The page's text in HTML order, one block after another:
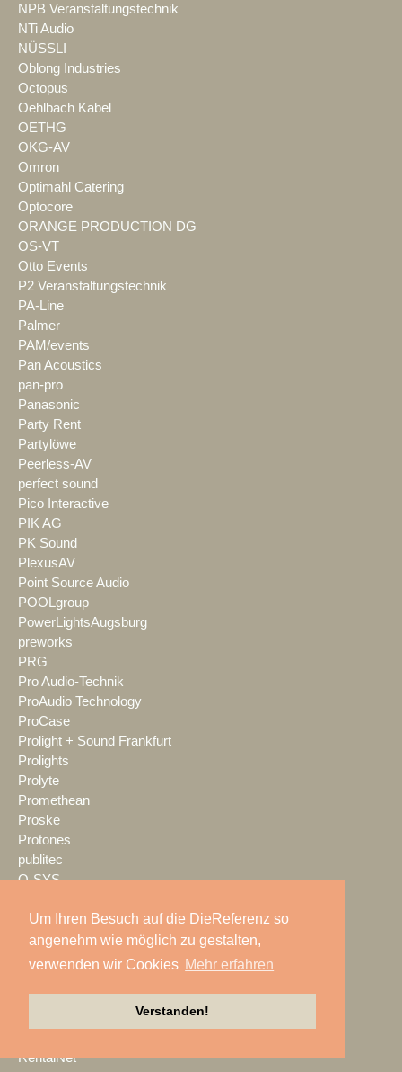
Um Ihren Besuch auf die DieReferenz so
angenehm wie möglich zu gestalten,
verwenden wir Cookies Mehr erfahren
Verstanden!
NPB Veranstaltungstechnik
NTi Audio
NÜSSLI
Oblong Industries
Octopus
Oehlbach Kabel
OETHG
OKG-AV
Omron
Optimahl Catering
Optocore
ORANGE PRODUCTION DG
OS-VT
Otto Events
P2 Veranstaltungstechnik
PA-Line
Palmer
PAM/events
Pan Acoustics
pan-pro
Panasonic
Party Rent
Partylöwe
Peerless-AV
perfect sound
Pico Interactive
PIK AG
PK Sound
PlexusAV
Point Source Audio
POOLgroup
PowerLightsAugsburg
preworks
PRG
Pro Audio-Technik
ProAudio Technology
ProCase
Prolight + Sound Frankfurt
Prolights
Prolyte
Promethean
Proske
Protones
publitec
Q-SYS
Quividi
Qvest
Rain Age
RCF
RentalNet